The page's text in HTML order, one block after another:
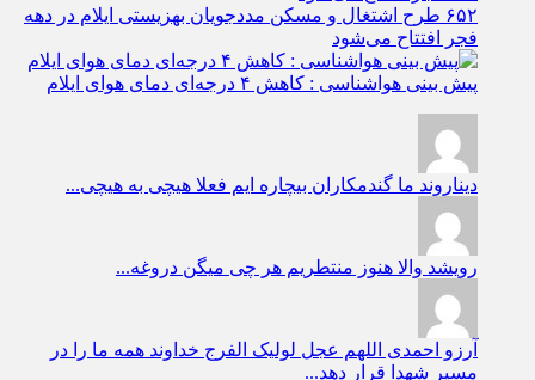
۶۵۲ طرح اشتغال و مسکن مددجویان بهزیستی ایلام در دهه
فجر افتتاح می‌شود
پیش بینی هواشناسی : کاهش ۴ درجه‌ای دمای هوای ایلام
دیناروند ما گندمکاران بیچاره ایم فعلا هیچی به هیچی...
رویشد والا هنوز منتطریم هر چی میگن دروغه...
آرزو احمدی اللهم عجل لولیک الفرج خداوند همه ما را در
مسیر شهدا قرار دهد...